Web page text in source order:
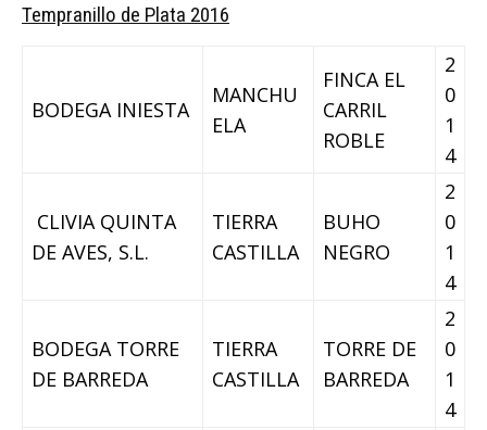
Tempranillo de Plata 2016
BODEGA INIESTA
MANCHU
ELA
FINCA EL
CARRIL
ROBLE
2
0
1
4
CLIVIA QUINTA
DE AVES, S.L.
TIERRA
CASTILLA
BUHO
NEGRO
2
0
1
4
BODEGA TORRE
DE BARREDA
TIERRA
CASTILLA
TORRE DE
BARREDA
2
0
1
4